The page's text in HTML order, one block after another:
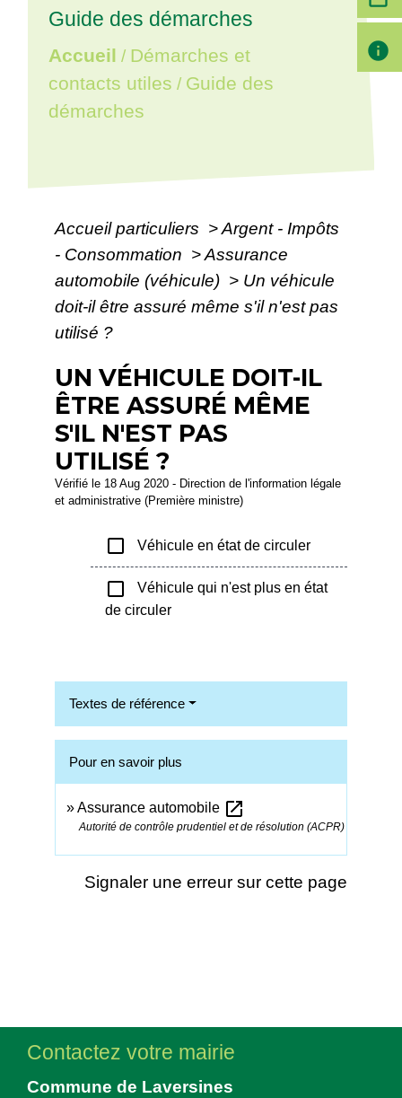
Guide des démarches
Accueil / Démarches et
contacts utiles / Guide des
démarches
Accueil particuliers >Argent - Impôts
- Consommation >Assurance
automobile (véhicule) > Un véhicule
doit-il être assuré même s'il n'est pas
utilisé ?
UN VÉHICULE DOIT-IL
ÊTRE ASSURÉ MÊME
S'IL N'EST PAS
UTILISÉ ?
Vérifié le 18 Aug 2020 - Direction de l'information légale
et administrative (Première ministre)
check_box_outline_blank Véhicule en état de circuler
check_box_outline_blank
Véhicule qui n'est plus en état
de circuler
Textes de référence
Pour en savoir plus
Assurance automobile open_in_new
Autorité de contrôle prudentiel et de résolution (ACPR)
Signaler une erreur sur cette page
info
Contactez votre mairie
Commune de Laversines